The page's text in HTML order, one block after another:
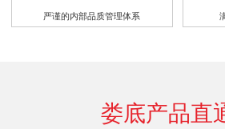
严谨的内部品质管理体系
娄底产品直